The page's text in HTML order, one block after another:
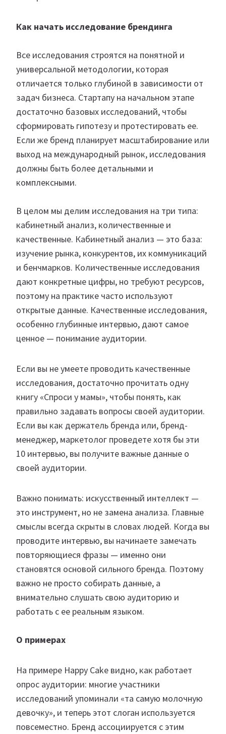
Как начать исследование брендинга
Все исследования строятся на понятной и
универсальной методологии, которая
отличается только глубиной в зависимости от
задач бизнеса. Стартапу на начальном этапе
достаточно базовых исследований, чтобы
сформировать гипотезу и протестировать ее.
Если же бренд планирует масштабирование или
выход на международный рынок, исследования
должны быть более детальными и
комплексными.
В целом мы делим исследования на три типа:
кабинетный анализ, количественные и
качественные. Кабинетный анализ — это база:
изучение рынка, конкурентов, их коммуникаций
и бенчмарков. Количественные исследования
дают конкретные цифры, но требуют ресурсов,
поэтому на практике часто используют
открытые данные. Качественные исследования,
особенно глубинные интервью, дают самое
ценное — понимание аудитории.
Если вы не умеете проводить качественные
исследования, достаточно прочитать одну
книгу «Спроси у мамы», чтобы понять, как
правильно задавать вопросы своей аудитории.
Если вы как держатель бренда или, бренд-
менеджер, маркетолог проведете хотя бы эти
10 интервью, вы получите важные данные о
своей аудитории.
Важно понимать: искусственный интеллект —
это инструмент, но не замена анализа. Главные
смыслы всегда скрыты в словах людей. Когда вы
проводите интервью, вы начинаете замечать
повторяющиеся фразы — именно они
становятся основой сильного бренда. Поэтому
важно не просто собирать данные, а
внимательно слушать свою аудиторию и
работать с ее реальным языком.
О примерах
На примере Happy Cake видно, как работает
опрос аудитории: многие участники
исследований упоминали «та самую молочную
девочку», и теперь этот слоган используется
повсеместно. Бренд ассоциируется с этим